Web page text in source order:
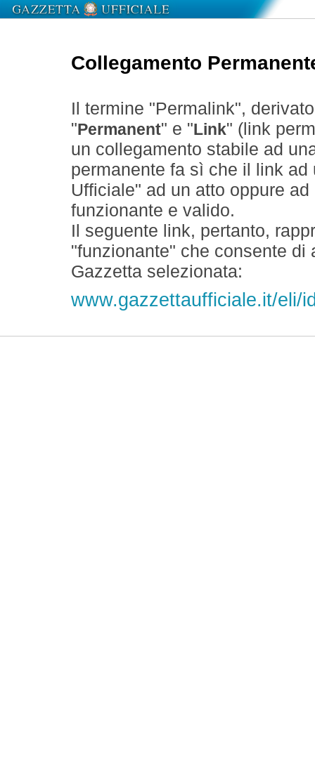
Collegamento
Il termine "Permalink",
" Permanent" e " Link" (link
un collegamento stabile ad
permanente fa sì che il link
Ufficiale" ad un atto oppure
funzionante e valido.
Il seguente link, pertanto,
"funzionante" che consente
Gazzetta selezionata:
www.gazzettaufficiale.it/eli/